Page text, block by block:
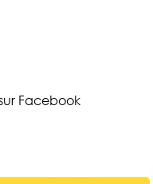
Facebook